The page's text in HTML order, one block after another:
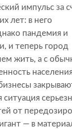
импульс за
лет: в него
пандемия и
и теперь город
жить, а с
ситуация
от
— в